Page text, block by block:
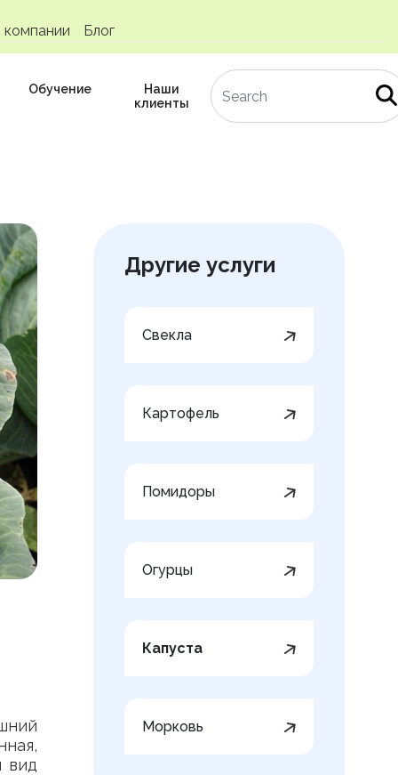
Блог
Обучение
Наши
клиенты
вид
Другие услуги
Свекла
Картофель
Помидоры
Огурцы
Капуста
Морковь